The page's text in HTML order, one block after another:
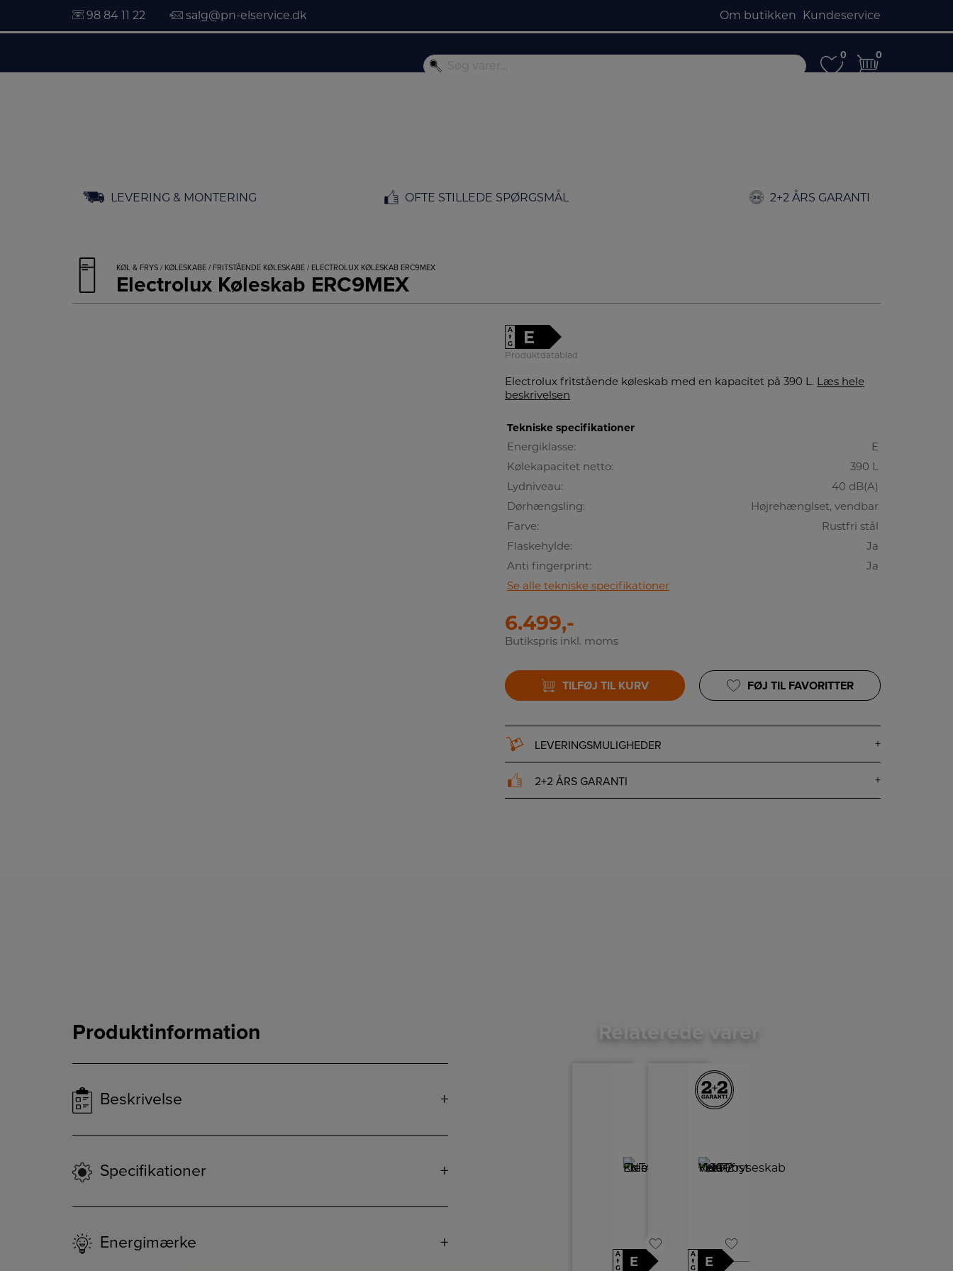
98 84 11 22 salg@pn-elservice.dk Om butikken Kundeservice
0
0 0
0
LEVERING & MONTERING OFTE STILLEDE SPØRGSMÅL 2+2 ÅRS GARANTI
KØL & FRYS / KØLESKABE / FRITSTÅENDE KØLESKABE / ELECTROLUX KØLESKAB ERC9MEX
Electrolux Køleskab ERC9MEX
A
↑
G
E
Produktdatablad
Electrolux fritstående køleskab med en kapacitet på 390 L. Læs hele
beskrivelsen
Tekniske specifikationer
Energiklasse:
E
Kølekapacitet netto:
390 L
Lydniveau:
40 dB(A)
Dørhængsling:
Højrehænglset, vendbar
Farve:
Rustfri stål
Flaskehylde:
Ja
Anti fingerprint:
Ja
Se alle tekniske specifikationer
6.499,-
Butikspris inkl. moms
TILFØJ TIL KURV FØJ TIL FAVORITTER
LEVERINGSMULIGHEDER
2+2 ÅRS GARANTI
Produktinformation
Beskrivelse
Specifikationer
Energimærke
Relaterede varer
A
↑
G
E
A
↑
G
E